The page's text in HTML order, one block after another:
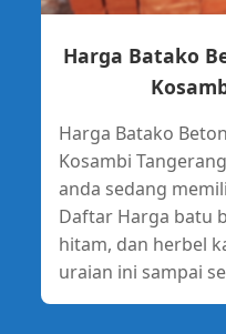
Harga Batako
Harga Batako
Kosambi
anda sedang
Daftar Harga batu
hitam, dan herbel
uraian ini sampai